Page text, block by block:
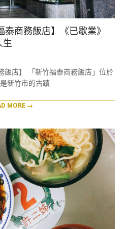
商務飯店】《已歇業》
生
飯店】 「新竹福泰商務飯店」位於
新竹市的古蹟
MORE →